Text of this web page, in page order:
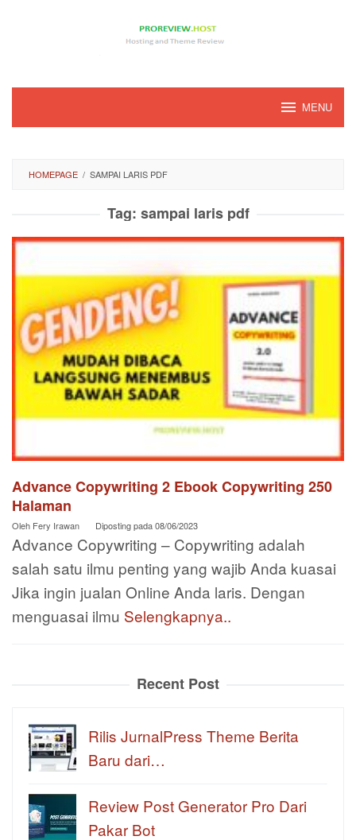
MENU
HOMEPAGE / SAMPAI LARIS PDF
Tag: sampai laris pdf
Advance Copywriting 2 Ebook Copywriting 250
Halaman
Oleh Fery Irawan Diposting pada08/06/2023
Advance Copywriting – Copywriting adalah
salah satu ilmu penting yang wajib Anda kuasai
Jika ingin jualan Online Anda laris. Dengan
menguasai ilmu Selengkapnya..
Recent Post
Rilis JurnalPress Theme Berita
Baru dari…
Review Post Generator Pro Dari
Pakar Bot